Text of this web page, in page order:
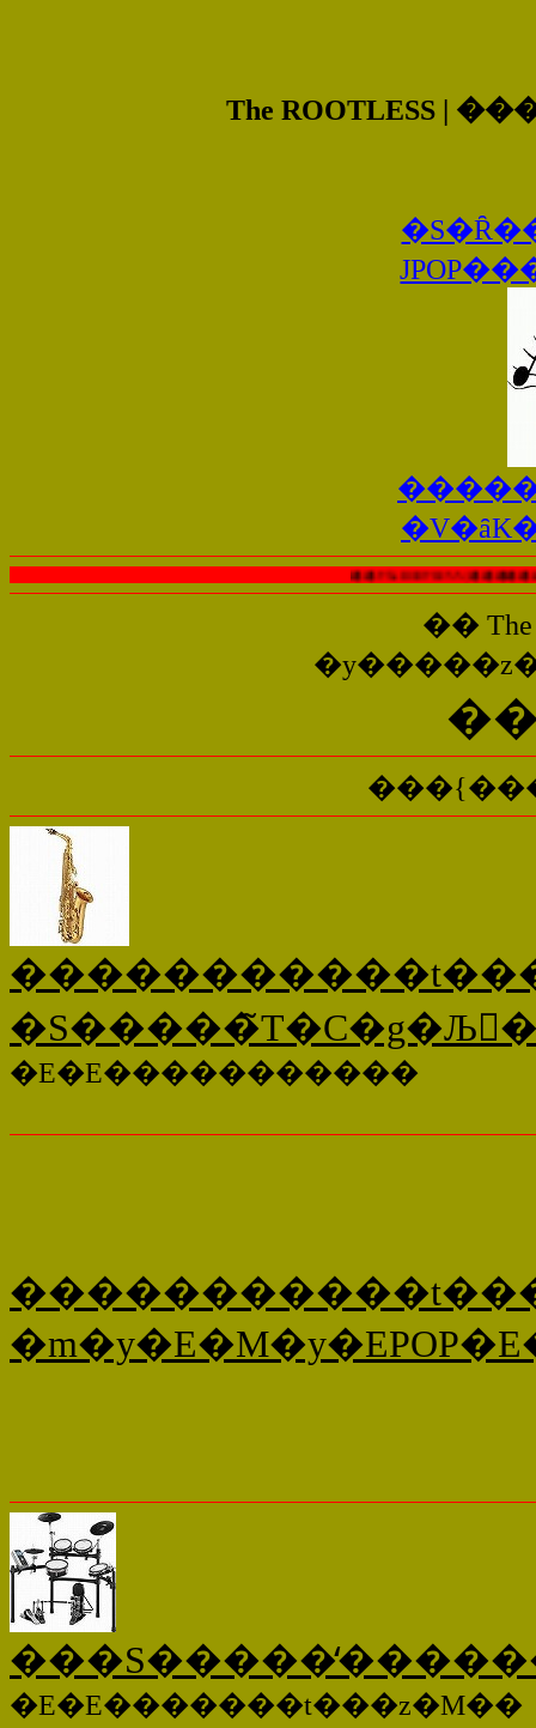
The ROOTLESS
�� The ROOTLESS |
�� The
�E�E�����������
�E�E�������t���z�M��